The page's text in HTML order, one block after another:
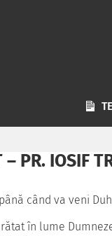
PR. IOSIF
când va veni
în lume